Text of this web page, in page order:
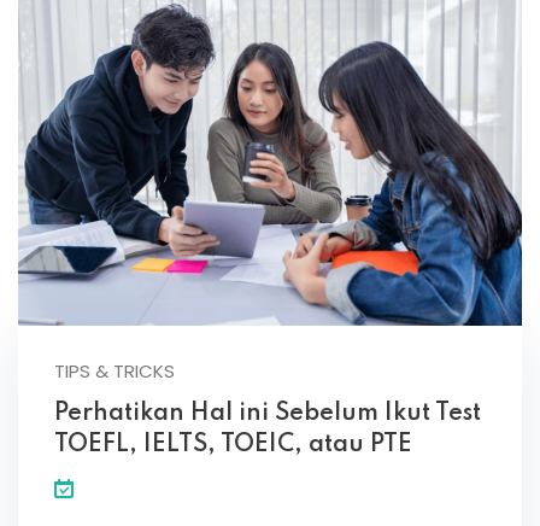
TIPS & TRICKS
Perhatikan Hal ini Sebelum Ikut Test
TOEFL, IELTS, TOEIC, atau PTE